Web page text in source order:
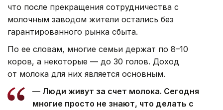
что после прекращения сотрудничества с
молочным заводом жители остались без
гарантированного рынка сбыта.
По ее словам, многие семьи держат по 8–10
коров, а некоторые — до 30 голов. Доход
от молока для них является основным.
— Люди живут за счет молока. Сегодня
многие просто не знают, что делать с